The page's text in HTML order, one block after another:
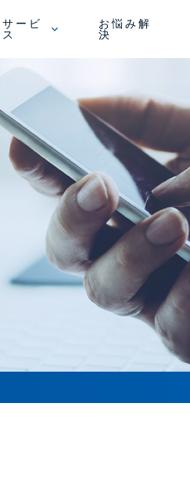
サービ
ス
お悩み解
決